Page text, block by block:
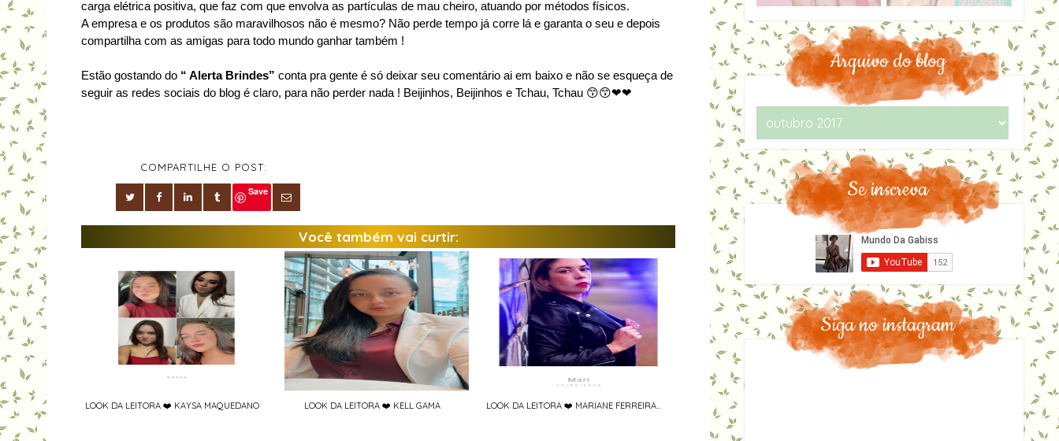
carga elétrica positiva, que faz com que envolva as partículas de mau cheiro, atuando por métodos físicos.
A empresa e os produtos são maravilhosos não é mesmo? Não perde tempo já corre lá e garanta o seu e depois
compartilha com as amigas para todo mundo ganhar também !
Estão gostando do “ Alerta Brindes” conta pra gente é só deixar seu comentário ai em baixo e não se esqueça de
seguir as redes sociais do blog é claro, para não perder nada ! Beijinhos, Beijinhos e Tchau, Tchau 😙😙❤❤
COMPARTILHE O POST:
Save
Você também vai curtir:
LOOK DA LEITORA ❤️ KAYSA MAQUEDANO LOOK DA LEITORA ❤️ KELL GAMA LOOK DA LEITORA ❤️ MARIANE FERREIRA...
Arquivo do blog
Se inscreva
Siga no instagram